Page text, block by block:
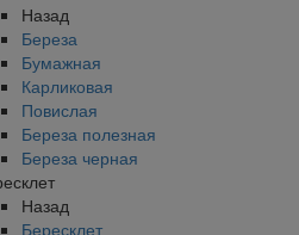
Назад
Береза
Бумажная
Карликовая
Повислая
Береза полезная
Береза черная
Назад
Бересклет